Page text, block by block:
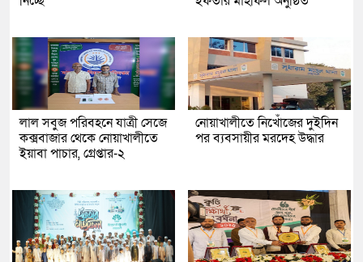
লাল সবুজ পরিবহনে যাত্রী সেজে
কক্সবাজার থেকে নোয়াখালীতে
ইয়াবা পাচার, গ্রেপ্তার-২
নোয়াখালীতে নিখোঁজের দুইদিন
পর ব্যবসায়ীর মরদেহ উদ্ধার